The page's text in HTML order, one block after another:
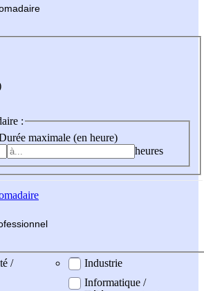
madaire
:
maximale (en heure)
heures
fessionnel
/
Industrie
Informatique /